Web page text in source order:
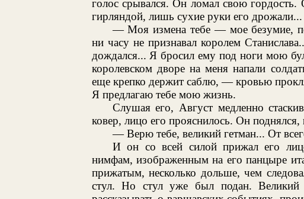
голос срывался. Он ломал свою
гирляндой, лишь сухие руки его дрожали...
— Моя измена тебе — мое безумие,
ни часу не признавал королем
дождался... Я бросил ему под ноги мою
королевском дворе на меня напали
еще крепко держит саблю, — кровью
Я предлагаю тебе мою жизнь.
Слушая его, Август медленно
ковер, лицо его прояснилось. Он
— Верю тебе, великий гетман... От
И он со всей силой прижал его
нимфам, изображенным на его панцыре
прижатым, несколько дольше, чем
стул. Но стул уже был подан. Великий